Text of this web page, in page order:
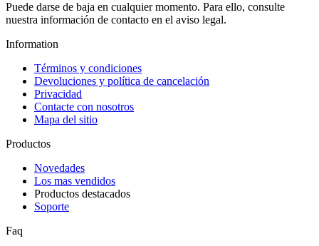
Puede darse de baja en cualquier momento. Para ello, consulte
nuestra información de contacto en el aviso legal.
Information
Términos y condiciones
Devoluciones y política de cancelación
Privacidad
Contacte con nosotros
Mapa del sitio
Productos
Novedades
Los mas vendidos
Productos destacados
Soporte
Faq